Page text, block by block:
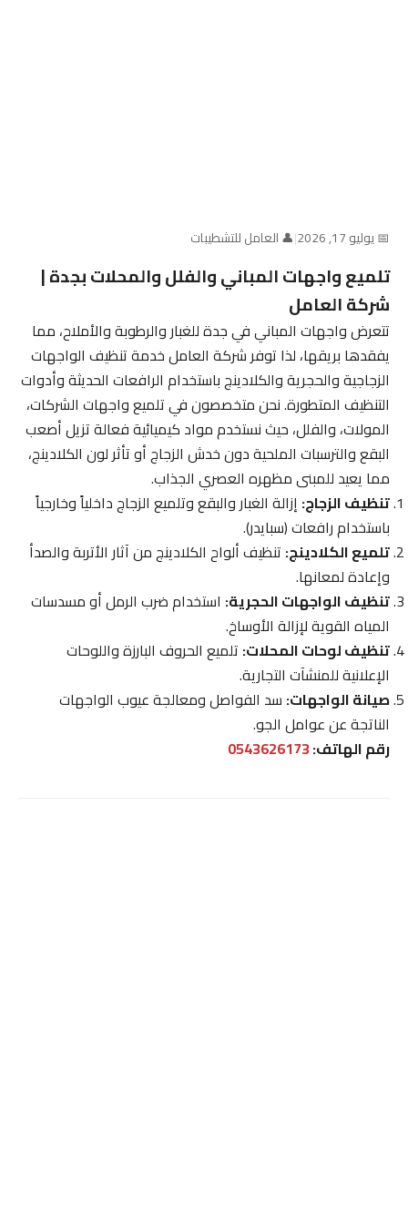
📅 يوليو 17, 2026 |👤 العامل للتشطيبات
تلميع واجهات المباني والفلل والمحلات بجدة |
شركة العامل
تتعرض واجهات المباني في جدة للغبار والرطوبة والأملاح، مما
يفقدها بريقها، لذا توفر شركة العامل خدمة تنظيف الواجهات
الزجاجية والحجرية والكلادينج باستخدام الرافعات الحديثة وأدوات
التنظيف المتطورة. نحن متخصصون في تلميع واجهات الشركات،
المولات، والفلل، حيث نستخدم مواد كيميائية فعالة تزيل أصعب
البقع والترسبات الملحية دون خدش الزجاج أو تأثر لون الكلادينج،
مما يعيد للمبنى مظهره العصري الجذاب.
تنظيف الزجاج:إزالة الغبار والبقع وتلميع الزجاج داخلياً وخارجياً
باستخدام رافعات (سبايدر).
تلميع الكلادينج:تنظيف ألواح الكلادينج من آثار الأتربة والصدأ
وإعادة لمعانها.
تنظيف الواجهات الحجرية:استخدام ضرب الرمل أو مسدسات
المياه القوية لإزالة الأوساخ.
تنظيف لوحات المحلات:تلميع الحروف البارزة واللوحات
الإعلانية للمنشآت التجارية.
صيانة الواجهات:سد الفواصل ومعالجة عيوب الواجهات
الناتجة عن عوامل الجو.
رقم الهاتف:0543626173